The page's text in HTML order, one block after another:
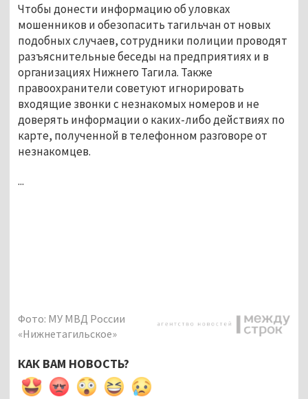
Чтобы донести информацию об уловках
мошенников и обезопасить тагильчан от новых
подобных случаев, сотрудники полиции проводят
разъяснительные беседы на предприятиях и в
организациях Нижнего Тагила. Также
правоохранители советуют игнорировать
входящие звонки с незнакомых номеров и не
доверять информации о каких-либо действиях по
карте, полученной в телефонном разговоре от
незнакомцев.
...
Фото: МУ МВД России
«Нижнетагильское»
КАК ВАМ НОВОСТЬ?